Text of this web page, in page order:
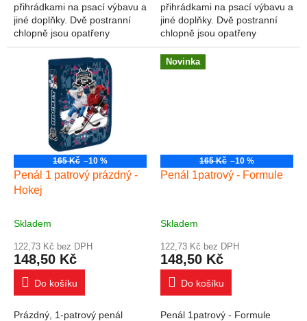
přihrádkami na psací výbavu a
jiné doplňky. Dvě postranní
chlopně jsou opatřeny
transparentní kapsou, chránící
obsah penálu. Odolný kovový
zip je sladěný s...
přihrádkami na psací výbavu a
jiné doplňky. Dvě postranní
chlopně jsou opatřeny
transparentní kapsou, chránící
obsah penálu. Odolný kovový
zip je sladěný s...
165 Kč –10 %
Penál 1 patrový prázdný -
Hokej
Skladem
122,73 Kč bez DPH
148,50 Kč
Do košíku
Prázdný, 1-patrový penál
Novinka
165 Kč –10 %
Penál 1patrový - Formule
Skladem
122,73 Kč bez DPH
148,50 Kč
Do košíku
Penál 1patrový - Formule